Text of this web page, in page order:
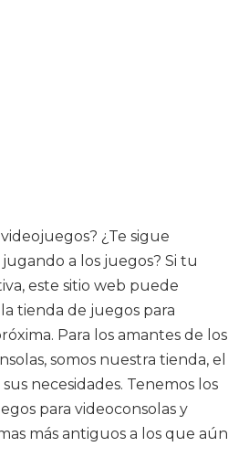
¿Te sigue
a los juegos? Si tu
este sitio web puede
tienda de juegos para
Para los amantes de los
somos nuestra tienda, el
necesidades. Tenemos los
para videoconsolas y
más antiguos a los que aún